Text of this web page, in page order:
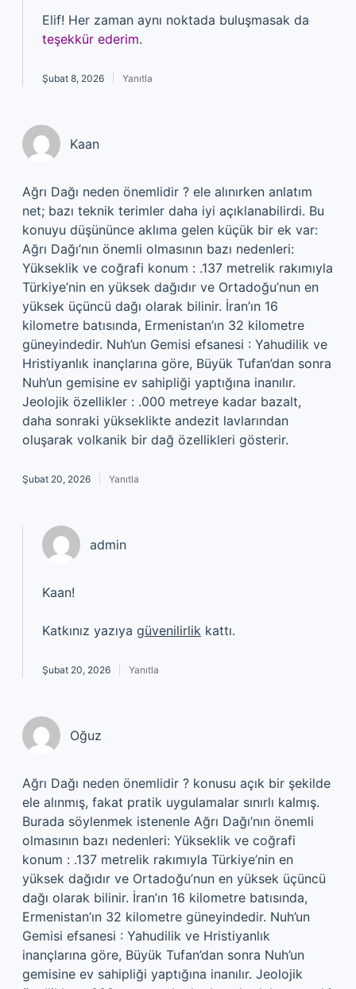
Elif! Her zaman aynı noktada buluşmasak da
teşekkür ederim.
Şubat 8, 2026 Yanıtla
Kaan
Ağrı Dağı neden önemlidir ? ele alınırken anlatım
net; bazı teknik terimler daha iyi açıklanabilirdi. Bu
konuyu düşününce aklıma gelen küçük bir ek var:
Ağrı Dağı’nın önemli olmasının bazı nedenleri:
Yükseklik ve coğrafi konum : .137 metrelik rakımıyla
Türkiye’nin en yüksek dağıdır ve Ortadoğu’nun en
yüksek üçüncü dağı olarak bilinir. İran’ın 16
kilometre batısında, Ermenistan’ın 32 kilometre
güneyindedir. Nuh’un Gemisi efsanesi : Yahudilik ve
Hristiyanlık inançlarına göre, Büyük Tufan’dan sonra
Nuh’un gemisine ev sahipliği yaptığına inanılır.
Jeolojik özellikler : .000 metreye kadar bazalt,
daha sonraki yükseklikte andezit lavlarından
oluşarak volkanik bir dağ özellikleri gösterir.
Şubat 20, 2026 Yanıtla
admin
Kaan!
Katkınız yazıya güvenilirlik kattı.
Şubat 20, 2026 Yanıtla
Oğuz
Ağrı Dağı neden önemlidir ? konusu açık bir şekilde
ele alınmış, fakat pratik uygulamalar sınırlı kalmış.
Burada söylenmek istenenle Ağrı Dağı’nın önemli
olmasının bazı nedenleri: Yükseklik ve coğrafi
konum : .137 metrelik rakımıyla Türkiye’nin en
yüksek dağıdır ve Ortadoğu’nun en yüksek üçüncü
dağı olarak bilinir. İran’ın 16 kilometre batısında,
Ermenistan’ın 32 kilometre güneyindedir. Nuh’un
Gemisi efsanesi : Yahudilik ve Hristiyanlık
inançlarına göre, Büyük Tufan’dan sonra Nuh’un
gemisine ev sahipliği yaptığına inanılır. Jeolojik